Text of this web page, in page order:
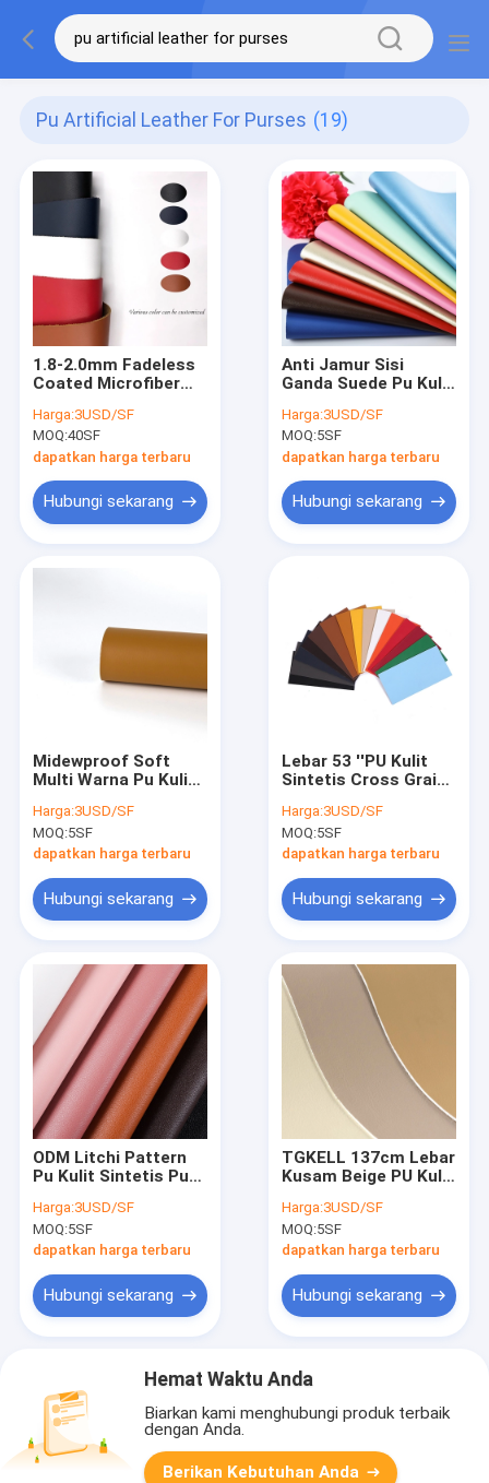
Pu Artificial Leather For Purses (19)
1.8-2.0mm Fadeless
Coated Microfiber
Buatan Untuk
Dompet
Harga:3USD/SF
MOQ:40SF
dapatkan harga terbaru
Hubungi sekarang
Anti Jamur Sisi
Ganda Suede Pu Kulit
Lapisan Sepatu
Harga:3USD/SF
MOQ:5SF
dapatkan harga terbaru
Hubungi sekarang
Midewproof Soft
Multi Warna Pu Kulit
Harga:3USD/SF
MOQ:5SF
dapatkan harga terbaru
Hubungi sekarang
Lebar 53 ''PU Kulit
Sintetis Cross Grain
Untuk Pelapis
Harga:3USD/SF
MOQ:5SF
dapatkan harga terbaru
Hubungi sekarang
ODM Litchi Pattern
Pu Kulit Sintetis Pu
1.65mm
Harga:3USD/SF
MOQ:5SF
dapatkan harga terbaru
Hubungi sekarang
TGKELL 137cm Lebar
Kusam Beige PU Kulit
Disesuaikan
Harga:3USD/SF
MOQ:5SF
dapatkan harga terbaru
Hubungi sekarang
Hemat Waktu Anda
Biarkan kami menghubungi produk terbaik
dengan Anda.
Berikan Kebutuhan Anda